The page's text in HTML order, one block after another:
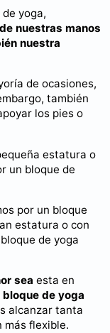
yoga,
nuestras manos
nuestra
de ocasiones,
también
los pies o
estatura o
un bloque de
por un bloque
estatura o con
de yoga
sea esta en
de yoga
alcanzar tanta
más flexible.